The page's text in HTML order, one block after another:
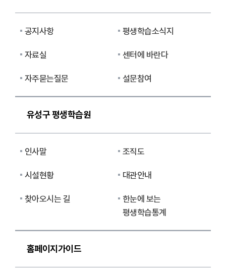
공지사항 평생학습소식지
자료실 센터에 바란다
자주묻는질문 설문참여
유성구 평생학습원
인사말 조직도
시설현황 대관안내
찾아오시는 길
한눈에 보는
평생학습통계
홈페이지가이드